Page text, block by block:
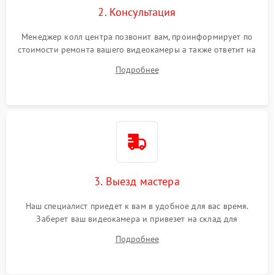
2. Консультация
Менеджер колл центра позвонит вам, проинформирует по
стоимости ремонта вашего видеокамеры а также ответит на
Подробнее
3. Выезд мастера
Наш специалист приедет к вам в удобное для вас время.
Заберет ваш видеокамера и привезет на склад для
Подробнее